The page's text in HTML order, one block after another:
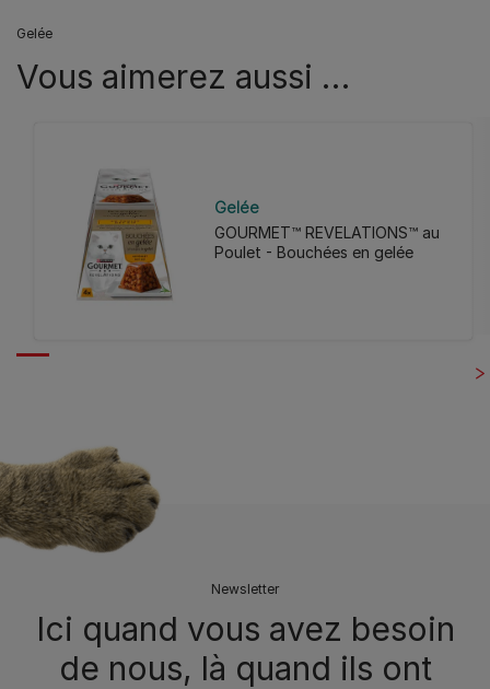
Gelée
Vous aimerez aussi …
Gelée
GOURMET™ REVELATIONS™ au
Poulet - Bouchées en gelée
Newsletter
Ici quand vous avez besoin
de nous, là quand ils ont